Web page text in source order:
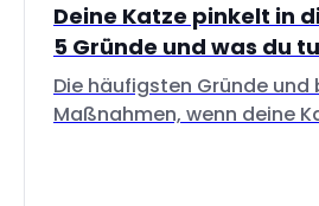
Deine Katze pinkelt in
5 Gründe und was du
Die häufigsten Gründe und
Maßnahmen, wenn deine